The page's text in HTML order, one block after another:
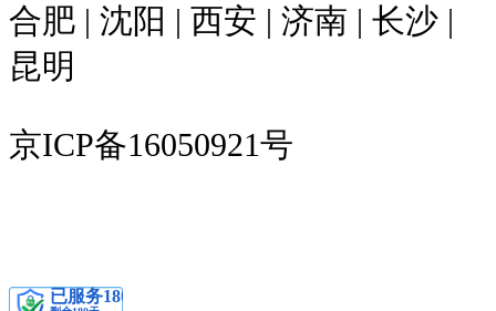
合肥 | 沈阳 | 西安 | 济南 | 长沙 |
昆明
京ICP备16050921号